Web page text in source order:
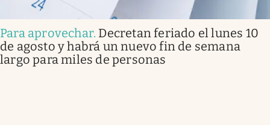
Para aprovechar. Decretan feriado el lunes 10
de agosto y habrá un nuevo fin de semana
largo para miles de personas